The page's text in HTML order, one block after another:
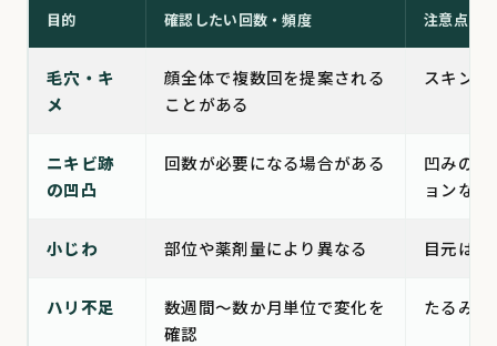
目的 確認したい回数・頻度 注意点
毛穴・キ
メ
顔全体で複数回を提案される
ことがある
スキン
ニキビ跡
の凹凸
回数が必要になる場合がある
凹みの
ョンな
小じわ 部位や薬剤量により異なる 目元は
ハリ不足
数週間〜数か月単位で変化を
確認
たるみ